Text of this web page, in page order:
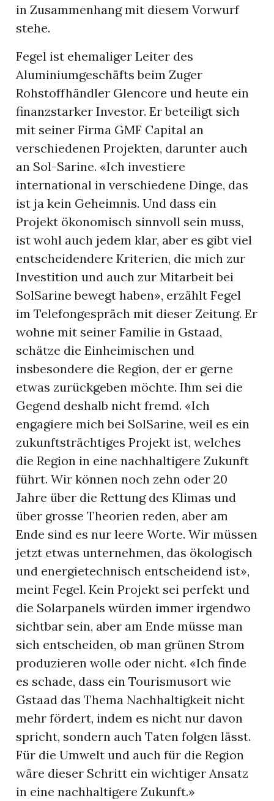
in Zusammenhang mit diesem Vorwurf
stehe.
Fegel ist ehemaliger Leiter des
Aluminiumgeschäfts beim Zuger
Rohstoffhändler Glencore und heute ein
finanzstarker Investor. Er beteiligt sich
mit seiner Firma GMF Capital an
verschiedenen Projekten, darunter auch
an Sol-Sarine. «Ich investiere
international in verschiedene Dinge, das
ist ja kein Geheimnis. Und dass ein
Projekt ökonomisch sinnvoll sein muss,
ist wohl auch jedem klar, aber es gibt viel
entscheidendere Kriterien, die mich zur
Investition und auch zur Mitarbeit bei
SolSarine bewegt haben», erzählt Fegel
im Telefongespräch mit dieser Zeitung. Er
wohne mit seiner Familie in Gstaad,
schätze die Einheimischen und
insbesondere die Region, der er gerne
etwas zurückgeben möchte. Ihm sei die
Gegend deshalb nicht fremd. «Ich
engagiere mich bei SolSarine, weil es ein
zukunftsträchtiges Projekt ist, welches
die Region in eine nachhaltigere Zukunft
führt. Wir können noch zehn oder 20
Jahre über die Rettung des Klimas und
über grosse Theorien reden, aber am
Ende sind es nur leere Worte. Wir müssen
jetzt etwas unternehmen, das ökologisch
und energietechnisch entscheidend ist»,
meint Fegel. Kein Projekt sei perfekt und
die Solarpanels würden immer irgendwo
sichtbar sein, aber am Ende müsse man
sich entscheiden, ob man grünen Strom
produzieren wolle oder nicht. «Ich finde
es schade, dass ein Tourismusort wie
Gstaad das Thema Nachhaltigkeit nicht
mehr fördert, indem es nicht nur davon
spricht, sondern auch Taten folgen lässt.
Für die Umwelt und auch für die Region
wäre dieser Schritt ein wichtiger Ansatz
in eine nachhaltigere Zukunft.»